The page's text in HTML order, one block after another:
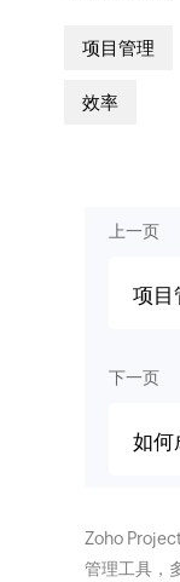
项目管理
效率
上一页
项目
下一页
如何
Zoho
管理工具，